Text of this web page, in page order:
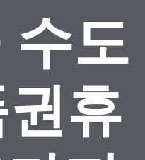
수도
휴